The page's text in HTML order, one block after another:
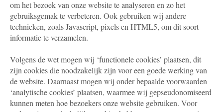
om het bezoek van onze website te analyseren en zo het
gebruiksgemak te verbeteren. Ook gebruiken wij andere
technieken, zoals Javascript, pixels en HTML5, om dit soort
informatie te verzamelen.
Volgens de wet mogen wij ‘functionele cookies’ plaatsen, dit
zijn cookies die noodzakelijk zijn voor een goede werking van
de website. Daarnaast mogen wij onder bepaalde voorwaarden
‘analytische cookies’ plaatsen, waarmee wij gepseudonomiseerd
kunnen meten hoe bezoekers onze website gebruiken. Voor